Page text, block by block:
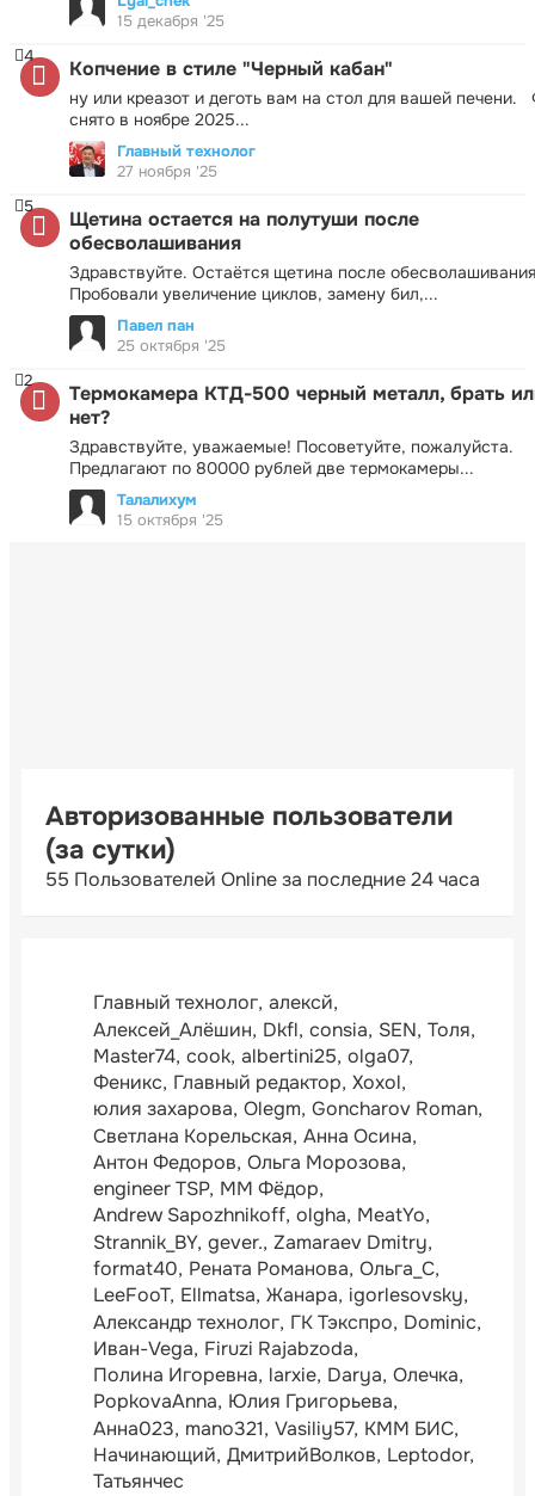
15 декабря '25
Копчение в стиле "Черный кабан"
ну или креазот и деготь вам на стол для вашей печени.
снято в ноябре 2025...
4
Главный технолог
27 ноября '25
Щетина остается на полутуши после
обесволашивания
Здравствуйте. Остаётся щетина после
Пробовали увеличение циклов, замену бил,...
5
Павел пан
25 октября '25
Термокамера КТД-500 черный металл, брать
нет?
Здравствуйте, уважаемые! Посоветуйте, пожалуйста.
Предлагают по 80000 рублей две термокамеры...
2
Талалихум
15 октября '25
Авторизованные пользователи
(за сутки)
55 Пользователей Online за последние 24 часа
Главный технолог алексй
Алексей_Алёшин Dkfl consia SEN Толя
Master74 cook albertini25 olga07
Феникс Главный редактор Xoxol
юлия захарова Olegm Goncharov Roman
Светлана Корельская Анна Осина
Антон Федоров Ольга Морозова
engineer TSP ММ Фёдор
Andrew Sapozhnikoff olgha MeatYo
Strannik_BY gever. Zamaraev Dmitry
format40 Рената Романова Ольга_С
LeeFooT Ellmatsa Жанара igorlesovsky
Александр технолог ГК Тэкспро Dominic
Иван-Vega Firuzi Rajabzoda
Полина Игоревна larxie Darya Олечка
PopkovaAnna Юлия Григорьева
Анна023 mano321 Vasiliy57 КММ БИС
Начинающий ДмитрийВолков Leptodor
Татьянчес